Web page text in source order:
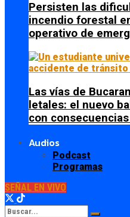
Persisten las
incendio forestal
operativo de
Las vías de
letales: el nuevo
con
Audios
Podcast
Programas
SEÑAL EN VIVO